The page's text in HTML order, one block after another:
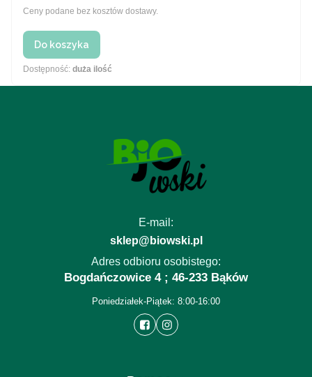
Ceny podane bez kosztów dostawy.
Do koszyka
Dostępność: duża ilość
E-mail:
sklep@biowski.pl
Adres odbioru osobistego:
Bogdańczowice 4 ; 46-233 Bąków
Poniedziałek-Piątek: 8:00-16:00